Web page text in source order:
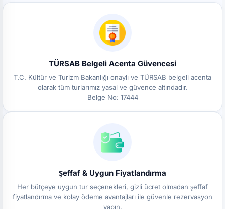
TÜRSAB Belgeli Acenta Güvencesi
T.C. Kültür ve Turizm Bakanlığı onaylı ve TÜRSAB belgeli acenta
olarak tüm turlarımız yasal ve güvence altındadır.
Belge No: 17444
Şeffaf & Uygun Fiyatlandırma
Her bütçeye uygun tur seçenekleri, gizli ücret olmadan şeffaf
fiyatlandırma ve kolay ödeme avantajları ile güvenle rezervasyon
yapın.